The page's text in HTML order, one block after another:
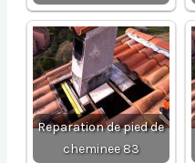
Reparation de pied de
cheminee 83